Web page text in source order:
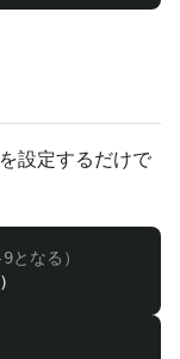
を設定するだけで
)